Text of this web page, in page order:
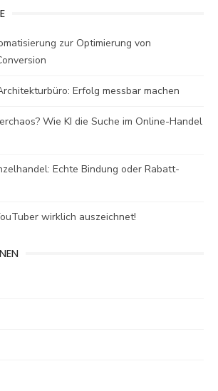
zur Optimierung von
Erfolg messbar machen
Wie KI die Suche im Online-Handel
Echte Bindung oder Rabatt-
wirklich auszeichnet!